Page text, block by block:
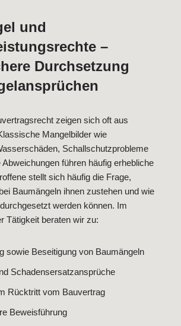
und
–
Durchsetzung
zeigen sich oft aus
Mangelbilder wie
Schallschutzprobleme
führen häufig erhebliche
stellt sich häufig die Frage,
Baumängeln ihnen zustehen und wie
werden können. Im
Tätigkeit beraten wir zu:
sowie Beseitigung von Baumängeln
Schadensersatzansprüche
Rücktritt vom Bauvertrag
Beweisführung